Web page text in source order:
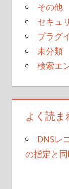
その他
セキュ
プラグ
未分類
検索エ
よく読
DNSレ
の指定と同